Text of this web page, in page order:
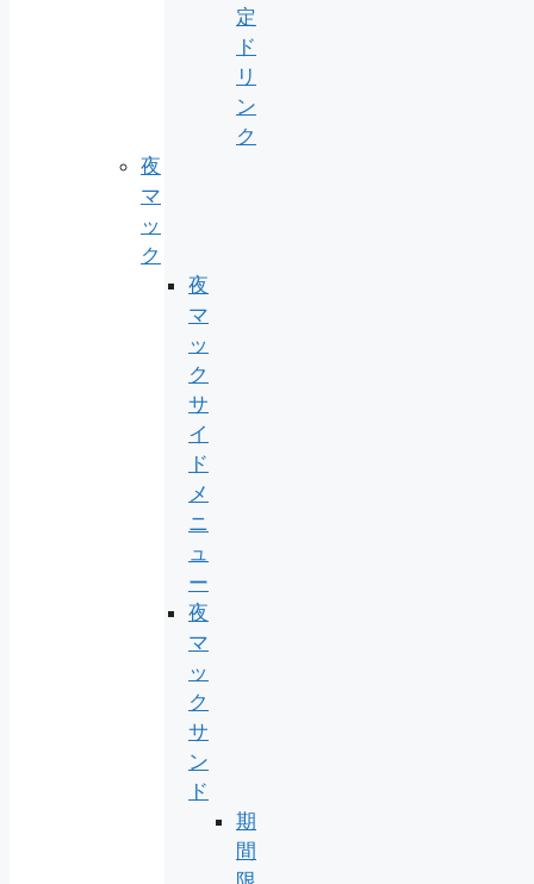
定
ド
リ
ン
ク
夜
マ
ッ
ク
夜
マ
ッ
ク
サ
イ
ド
メ
ニ
ュ
ー
夜
マ
ッ
ク
サ
ン
ド
期
間